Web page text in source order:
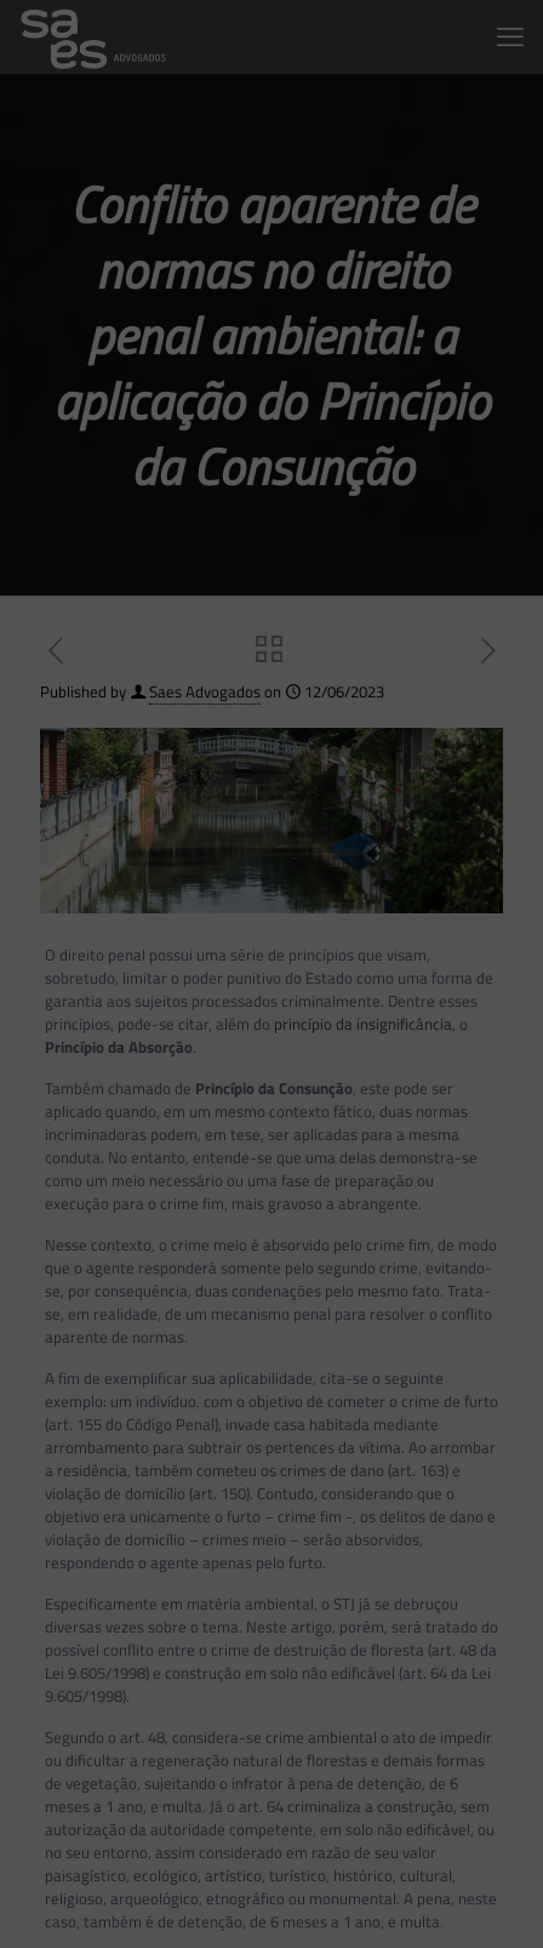
Conflito aparente de
normas no direito
penal ambiental: a
aplicação do Princípio
da Consunção
Published by Saes Advogadoson 12/06/2023
O direito penal possui uma série de princípios que visam,
sobretudo, limitar o poder punitivo do Estado como uma forma de
garantia aos sujeitos processados criminalmente. Dentre esses
princípios, pode-se citar, além do princípio da insignificância, o
Princípio da Absorção.
Também chamado de Princípio da Consunção, este pode ser
aplicado quando, em um mesmo contexto fático, duas normas
incriminadoras podem, em tese, ser aplicadas para a mesma
conduta. No entanto, entende-se que uma delas demonstra-se
como um meio necessário ou uma fase de preparação ou
execução para o crime fim, mais gravoso a abrangente.
Nesse contexto, o crime meio é absorvido pelo crime fim, de modo
que o agente responderá somente pelo segundo crime, evitando-
se, por consequência, duas condenações pelo mesmo fato. Trata-
se, em realidade, de um mecanismo penal para resolver o conflito
aparente de normas.
A fim de exemplificar sua aplicabilidade, cita-se o seguinte
exemplo: um indivíduo, com o objetivo de cometer o crime de furto
(art. 155 do Código Penal), invade casa habitada mediante
arrombamento para subtrair os pertences da vítima. Ao arrombar
a residência, também cometeu os crimes de dano (art. 163) e
violação de domicílio (art. 150). Contudo, considerando que o
objetivo era unicamente o furto – crime fim -, os delitos de dano e
violação de domicílio – crimes meio – serão absorvidos,
respondendo o agente apenas pelo furto.
Especificamente em matéria ambiental, o STJ já se debruçou
diversas vezes sobre o tema. Neste artigo, porém, será tratado do
possível conflito entre o crime de destruição de floresta (art. 48 da
Lei 9.605/1998) e construção em solo não edificável (art. 64 da Lei
9.605/1998).
Segundo o art. 48, considera-se crime ambiental o ato de impedir
ou dificultar a regeneração natural de florestas e demais formas
de vegetação, sujeitando o infrator à pena de detenção, de 6
meses a 1 ano, e multa. Já o art. 64 criminaliza a construção, sem
autorização da autoridade competente, em solo não edificável, ou
no seu entorno, assim considerado em razão de seu valor
paisagístico, ecológico, artístico, turístico, histórico, cultural,
religioso, arqueológico, etnográfico ou monumental. A pena, neste
caso, também é de detenção, de 6 meses a 1 ano, e multa.